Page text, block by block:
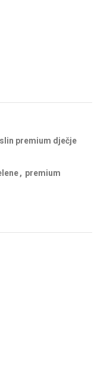
premium dječje
, premium